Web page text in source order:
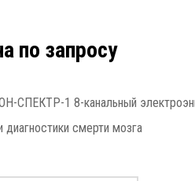
по запросу
СПЕКТР-1 8-канальный
диагностики смерти мозга